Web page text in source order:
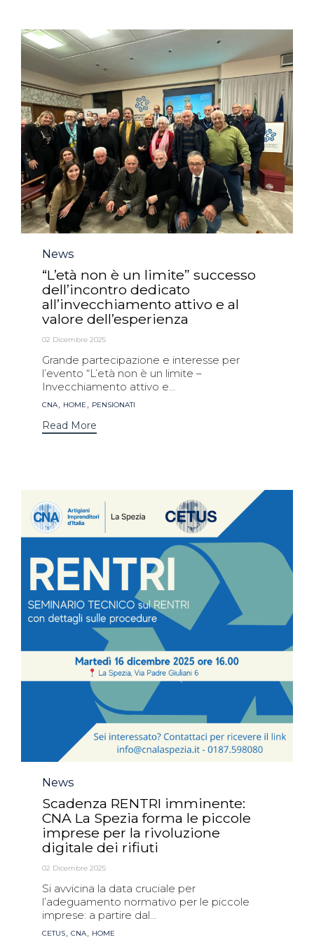
Category
News
“L’età non è un limite” successo
dell’incontro dedicato
all’invecchiamento attivo e al
valore dell’esperienza
02 Dicembre 2025
Grande partecipazione e interesse per
l’evento “L’età non è un limite –
Invecchiamento attivo e...
Tags
CNA, HOME , PENSIONATI
Read More
Category
News
Scadenza RENTRI imminente:
CNA La Spezia forma le piccole
imprese per la rivoluzione
digitale dei rifiuti
02 Dicembre 2025
Si avvicina la data cruciale per
l’adeguamento normativo per le piccole
imprese: a partire dal...
Tags
CETUS, CNA, HOME